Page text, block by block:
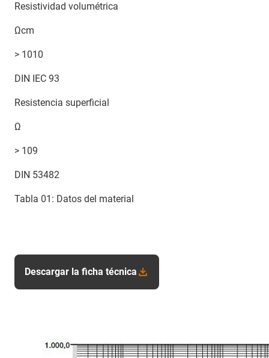
Resistividad volumétrica
Ωcm
> 1010
DIN IEC 93
Resistencia superficial
Ω
> 109
DIN 53482
Tabla 01: Datos del material
Descargar la ficha técnica